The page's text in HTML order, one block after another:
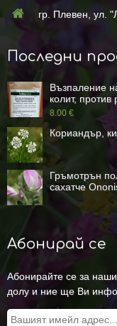
гр. Плевен, ул.
Последни
Възпаление
колит, против
киселини
8.00 €
Кориандър,
Гръмотрън
сахатче
Абонирай се
Абонирайте се за
долу и ние ще Ви